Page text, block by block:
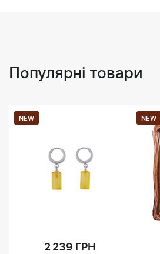
Популярні товари
NEW
2 239 ГРН
NEW